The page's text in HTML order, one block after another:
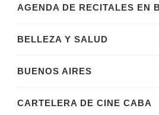
AGENDA DE RECITALES EN
BELLEZA Y SALUD
BUENOS AIRES
CARTELERA DE CINE CABA